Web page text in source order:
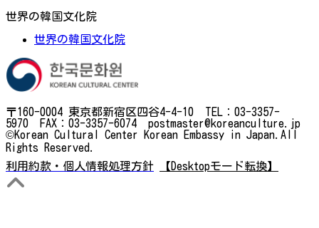
世界の韓国文化院
世界の韓国文化院
〒160-0004 東京都新宿区四谷4-4-10 TEL：03-3357-
5970 FAX：03-3357-6074 postmaster@koreanculture.jp
©Korean Cultural Center Korean Embassy in Japan.All
Rights Reserved.
利用約款・個人情報処理方針
【Desktopモード転換】